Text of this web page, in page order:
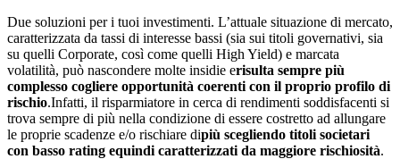
Due soluzioni per i tuoi investimenti. L’attuale situazione di mercato,
caratterizzata da tassi di interesse bassi (sia sui titoli governativi, sia
su quelli Corporate, così come quelli High Yield) e marcata
volatilità, può nascondere molte insidie erisulta sempre più
complesso cogliere opportunità coerenti con il proprio profilo di
rischio.Infatti, il risparmiatore in cerca di rendimenti soddisfacenti si
trova sempre di più nella condizione di essere costretto ad allungare
le proprie scadenze e/o rischiare dipiù scegliendo titoli societari
con basso rating equindi caratterizzati da maggiore rischiosità.